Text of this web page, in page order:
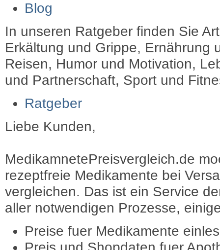
Blog
In unseren Ratgeber finden Sie
Erkältung und Grippe, Ernährung
Reisen, Humor und Motivation,
und Partnerschaft, Sport und
Ratgeber
Liebe Kunden,
MedikamnetePreisvergleich.de
rezeptfreie Medikamente bei
vergleichen. Das ist ein Service
aller notwendigen Prozesse,
Preise fuer Medikamente